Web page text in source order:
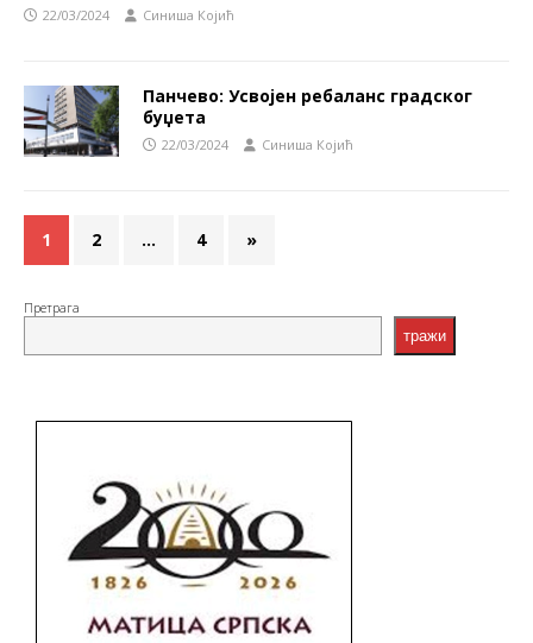
22/03/2024 Синиша Којић
Панчево: Усвојен ребаланс градског
буџета
22/03/2024 Синиша Којић
1 2 … 4 »
Претрага
тражи